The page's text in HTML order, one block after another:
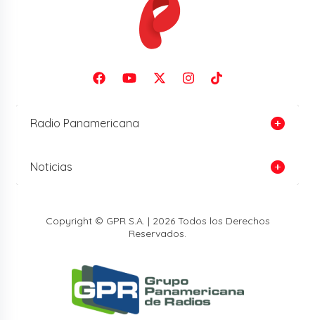
Radio Panamericana
Noticias
Copyright © GPR S.A. | 2026 Todos los Derechos
Reservados.